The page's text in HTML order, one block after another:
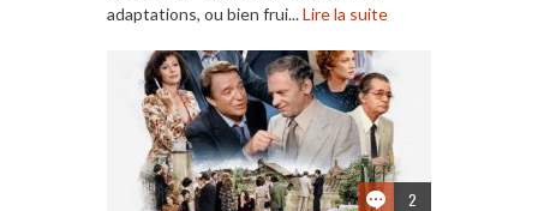
adaptations, ou bien frui...Lire la suite
2